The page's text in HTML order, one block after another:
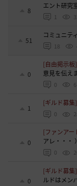
8
エント研究
1
51
コミュニテ
18
0
[自由掲示板]
意見を伝え
0 6
1
[ギルド募集]
0
0
[ファンアー
アレ・・・ ）
0
0
[ギルド募集]
ルドはメン